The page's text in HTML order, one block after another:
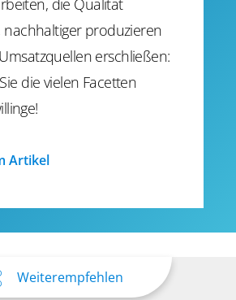
die Qualität
nachhaltiger produzieren
erschließen:
die vielen Facetten
Artikel
Weiterempfehlen